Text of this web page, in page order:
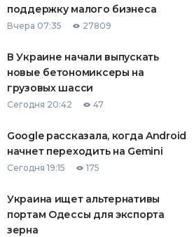
ПУТЕВОДИТЕЛИ ПО
ВСЕ СТРАХОВЫЕ ПОЛИСЫ
СТРАХОВЫЕ КОМПАНИИ
КОМПАНИЯХ
поддержку малого бизнеса
Вчера 07:35 27809
В Украине начали выпускать
новые бетономиксеры на
грузовых шасси
Сегодня 20:42 47
Google рассказала, когда Android
начнет переходить на Gemini
Сегодня 19:15 175
Украина ищет альтернативы
портам Одессы для экспорта
зерна